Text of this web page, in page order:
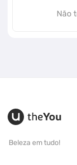
Não
Beleza em tudo!